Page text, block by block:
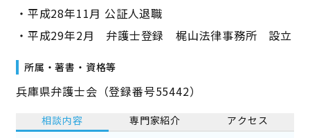
・平成28年11月 公証人退職
・平成29年2月 弁護士登録 梶山法律事務所 設立
所属・著書・資格等
兵庫県弁護士会（登録番号55442）
相談内容 専門家紹介 アクセス